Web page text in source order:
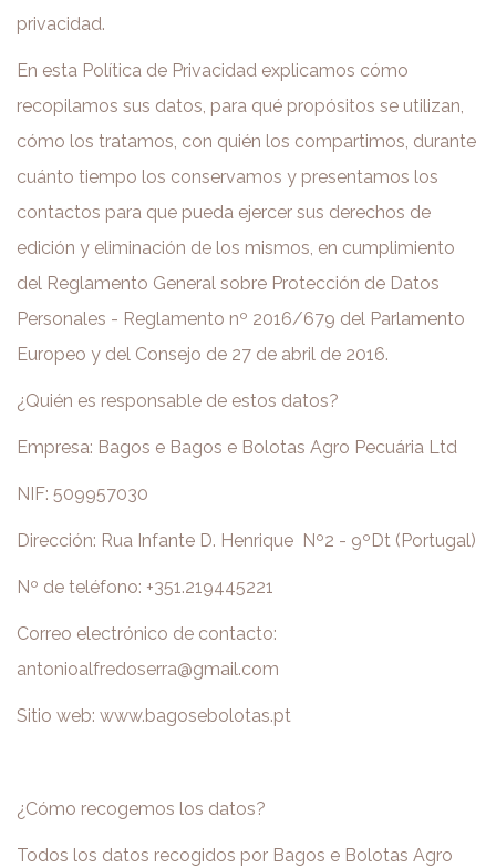
privacidad.
En esta Política de Privacidad explicamos cómo
recopilamos sus datos, para qué propósitos se utilizan,
cómo los tratamos, con quién los compartimos, durante
cuánto tiempo los conservamos y presentamos los
contactos para que pueda ejercer sus derechos de
edición y eliminación de los mismos, en cumplimiento
del Reglamento General sobre Protección de Datos
Personales - Reglamento nº 2016/679 del Parlamento
Europeo y del Consejo de 27 de abril de 2016.
¿Quién es responsable de estos datos?
Empresa: Bagos e Bagos e Bolotas Agro Pecuária Ltd
NIF: 509957030
Dirección: Rua Infante D. Henrique Nº2 - 9ºDt (Portugal)
Nº de teléfono: +351.219445221
Correo electrónico de contacto:
antonioalfredoserra@gmail.com
Sitio web: www.bagosebolotas.pt
¿Cómo recogemos los datos?
Todos los datos recogidos por Bagos e Bolotas Agro